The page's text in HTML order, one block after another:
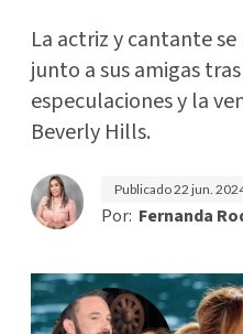
La actriz y cantante
junto a sus amigas
especulaciones y la
Beverly Hills.
Publicado22 jun.
Por: Fernanda